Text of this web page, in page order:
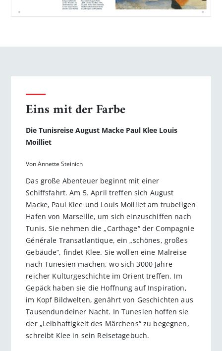
Eins mit der Farbe
Die Tunisreise August Macke Paul Klee Louis
Moilliet
Von Annette Steinich
Das große Abenteuer beginnt mit einer
Schiffsfahrt. Am 5. April treffen sich August
Macke, Paul Klee und Louis Moilliet am trubeligen
Hafen von Marseille, um sich einzuschiffen nach
Tunis. Sie nehmen die „Carthage“ der Compagnie
Générale Transatlantique, ein „schönes, großes
Gebäude“, findet Klee. Sie wollen eine Malreise
nach Tunesien machen, wo sich 3000 Jahre
reicher Kulturgeschichte im Orient treffen. Im
Gepäck haben sie die Hoffnung auf Inspiration,
im Kopf Bildwelten, genährt von Geschichten aus
Tausendundeiner Nacht. In Tunesien ­hoffen sie
der „Leibhaftigkeit des Märchens“ zu begegnen,
schreibt Klee in sein Reisetagebuch.